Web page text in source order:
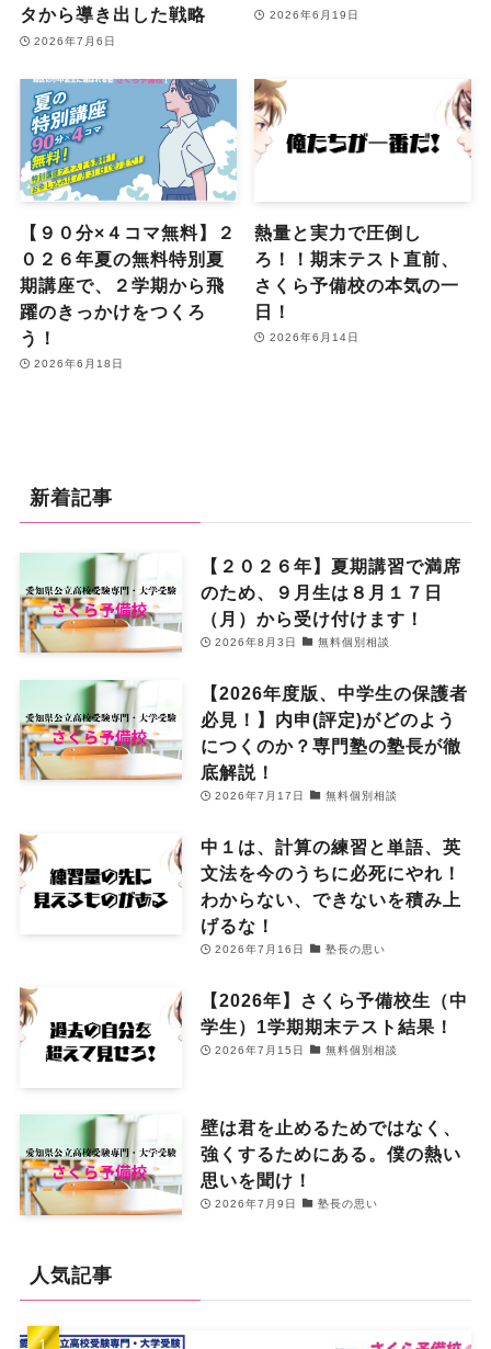
タから導き出した戦略
2026年7月6日
2026年6月19日
【９０分×４コマ無料】２
０２６年夏の無料特別夏
期講座で、２学期から飛
躍のきっかけをつくろ
う！
2026年6月18日
熱量と実力で圧倒し
ろ！！期末テスト直前、
さくら予備校の本気の一
日！
2026年6月14日
新着記事
【２０２６年】夏期講習で満席
のため、９月生は８月１７日
（月）から受け付けます！
2026年8月3日 無料個別相談
【2026年度版、中学生の保護者
必見！】内申(評定)がどのよう
につくのか？専門塾の塾長が徹
底解説！
2026年7月17日 無料個別相談
中１は、計算の練習と単語、英
文法を今のうちに必死にやれ！
わからない、できないを積み上
げるな！
2026年7月16日 塾長の思い
【2026年】さくら予備校生（中
学生）1学期期末テスト結果！
2026年7月15日 無料個別相談
壁は君を止めるためではなく、
強くするためにある。僕の熱い
思いを聞け！
2026年7月9日 塾長の思い
人気記事